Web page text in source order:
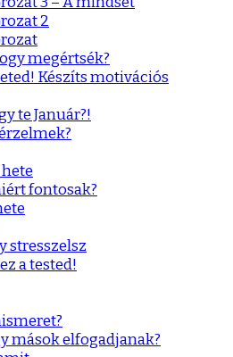
2
megértsék?
Készíts motivációs
te Január?!
fontosak?
stresszelsz
a tested!
mások elfogadjanak?